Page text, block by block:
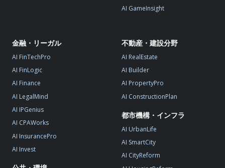
AI GameInsight
金融・リーガル
AI FinTechPro
AI FinLogic
AI Finance
AI LegalMind
AI IPGenius
AI CPAWorks
AI InsurancePro
AI Invest
不動産・建設分野
AI RealEstate
AI Builder
AI PropertyPro
AI ConstructionPlan
都市機構・インフラ
AI UrbanLife
AI SmartCity
AI CityReform